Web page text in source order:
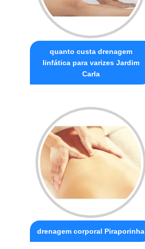
quanto custa drenagem
linfática para varizes Jardim
Carla
drenagem corporal Piraporinha